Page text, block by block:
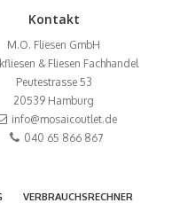
Kontakt
M.O. Fliesen GmbH
& Fliesen Fachhandel
Peutestrasse 53
20539 Hamburg
info@mosaicoutlet.de
040 65 866 867
VERBRAUCHSRECHNER